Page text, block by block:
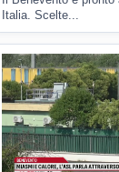
7 AGOSTO 2026
Miasmi e Calore,
attraverso il